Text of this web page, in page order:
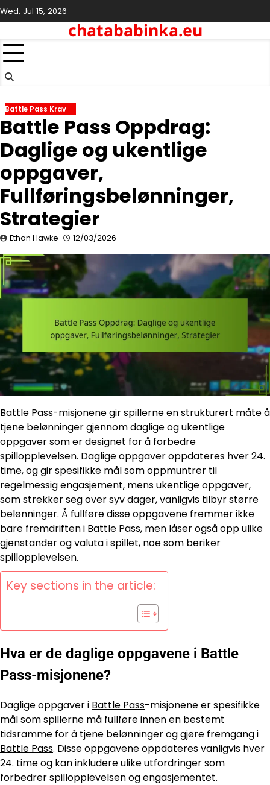
Skip
to
Wed, Jul 15, 2026
chatababinka.eu
Battle Pass Krav
Battle Pass Oppdrag:
Daglige og ukentlige
oppgaver,
Fullføringsbelønninger,
Strategier
Ethan Hawke 12/03/2026
Battle Pass-misjonene gir spillerne en strukturert måte å
tjene belønninger gjennom daglige og ukentlige
oppgaver som er designet for å forbedre
spillopplevelsen. Daglige oppgaver oppdateres hver 24.
time, og gir spesifikke mål som oppmuntrer til
regelmessig engasjement, mens ukentlige oppgaver,
som strekker seg over syv dager, vanligvis tilbyr større
belønninger. Å fullføre disse oppgavene fremmer ikke
bare fremdriften i Battle Pass, men låser også opp ulike
gjenstander og valuta i spillet, noe som beriker
spillopplevelsen.
Key sections in the article:
Hva er de daglige oppgavene i Battle
Pass-misjonene?
Daglige oppgaver i Battle Pass-misjonene er spesifikke
mål som spillerne må fullføre innen en bestemt
tidsramme for å tjene belønninger og gjøre fremgang i
Battle Pass. Disse oppgavene oppdateres vanligvis hver
24. time og kan inkludere ulike utfordringer som
forbedrer spillopplevelsen og engasjementet.